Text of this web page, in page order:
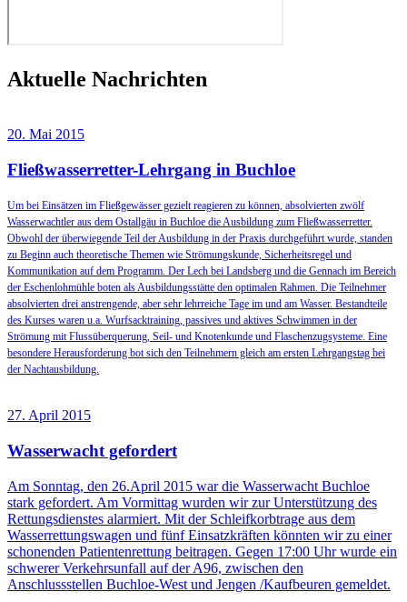
Aktuelle Nachrichten
20. Mai 2015
Fließwasserretter-Lehrgang in Buchloe
Um bei Einsätzen im Fließgewässer gezielt reagieren zu können, absolvierten zwölf
Wasserwachtler aus dem Ostallgäu in Buchloe die Ausbildung zum Fließwasserretter.
Obwohl der überwiegende Teil der Ausbildung in der Praxis durchgeführt wurde, standen
zu Beginn auch theoretische Themen wie Strömungskunde, Sicherheitsregel und
Kommunikation auf dem Programm. Der Lech bei Landsberg und die Gennach im Bereich
der Eschenlohmühle boten als Ausbildungsstätte den optimalen Rahmen. Die Teilnehmer
absolvierten drei anstrengende, aber sehr lehrreiche Tage im und am Wasser. Bestandteile
des Kurses waren u.a. Wurfsacktraining, passives und aktives Schwimmen in der
Strömung mit Flussüberquerung, Seil- und Knotenkunde und Flaschenzugsysteme. Eine
besondere Herausforderung bot sich den Teilnehmern gleich am ersten Lehrgangstag bei
der Nachtausbildung.
27. April 2015
Wasserwacht gefordert
Am Sonntag, den 26.April 2015 war die Wasserwacht Buchloe
stark gefordert. Am Vormittag wurden wir zur Unterstützung des
Rettungsdienstes alarmiert. Mit der Schleifkorbtrage aus dem
Wasserrettungswagen und fünf Einsatzkräften könnten wir zu einer
schonenden Patientenrettung beitragen. Gegen 17:00 Uhr wurde ein
schwerer Verkehrsunfall auf der A96, zwischen den
Anschlussstellen Buchloe-West und Jengen /Kaufbeuren gemeldet.